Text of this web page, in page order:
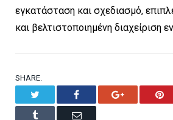
εγκατάσταση και σχεδιασμό,
και βελτιστοποιημένη διαχείριση
SHARE.
Facebook Google+
Tumblr Email